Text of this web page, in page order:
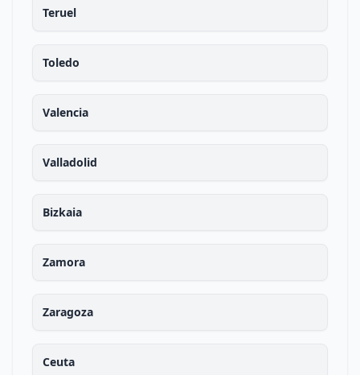
Teruel
Toledo
Valencia
Valladolid
Bizkaia
Zamora
Zaragoza
Ceuta